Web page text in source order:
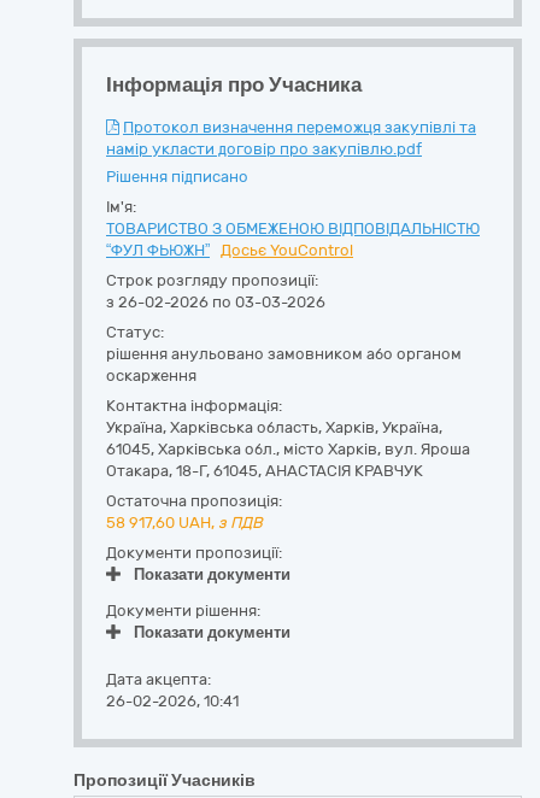
Інформація про Учасника
Протокол визначення переможця закупівлі та
намір укласти договір про закупівлю.pdf
Рішення підписано
Ім'я:
ТОВАРИСТВО З ОБМЕЖЕНОЮ ВІДПОВІДАЛЬНІСТЮ
“ФУЛ ФЬЮЖН” Досьє YouControl
Строк розгляду пропозиції:
з 26-02-2026 по 03-03-2026
Статус:
рішення анульовано замовником або органом
оскарження
Контактна інформація:
Україна, Харківська область, Харків, Україна,
61045, Харківська обл., місто Харків, вул. Яроша
Отакара, 18-Г, 61045, АНАСТАСІЯ КРАВЧУК
Остаточна пропозиція:
58 917,60 UAH, з ПДВ
Документи пропозиції:
Показати документи
Документи рішення:
Показати документи
Дата акцепта:
26-02-2026, 10:41
Пропозиції Учасників